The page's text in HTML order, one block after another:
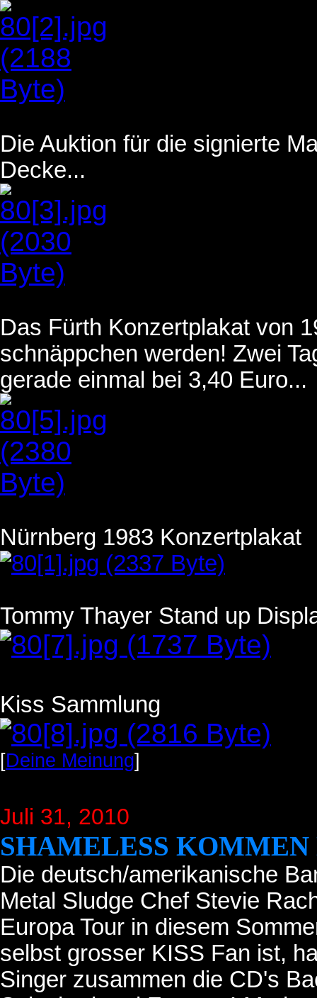
Die Auktion für die signierte
Decke...
Das Fürth Konzertplakat von
schnäppchen werden! Zwei
gerade einmal bei 3,40 Euro...
Nürnberg 1983 Konzertplakat
Tommy Thayer Stand up
Kiss Sammlung
[Deine Meinung]
Juli 31, 2010
SHAMELESS KOMMEN
Die deutsch/amerikanische
Metal Sludge Chef Stevie
Europa Tour in diesem
selbst grosser KISS Fan ist,
Singer zusammen die CD's